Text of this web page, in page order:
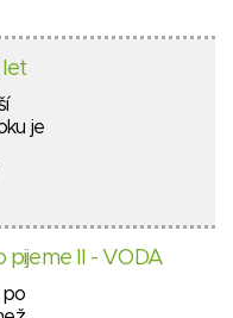
let
je
pijeme II - VODA
po